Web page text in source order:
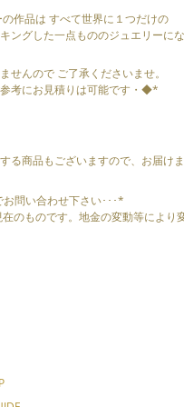
作品は すべて世界に１つだけの
ングした一点もののジュエリーにな
せんので ご了承くださいませ。
考にお見積りは可能です・◆*
る商品もございますので、お届け
お問い合わせ下さい･･･*
のものです。地金の変動等により